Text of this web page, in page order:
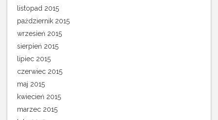
listopad 2015
październik 2015
wrzesień 2015
sierpień 2015
lipiec 2015
czerwiec 2015
maj 2015
kwiecień 2015
marzec 2015